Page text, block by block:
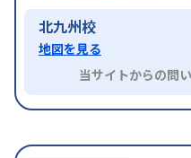
北九州校
地図を見る
当サイトからの問